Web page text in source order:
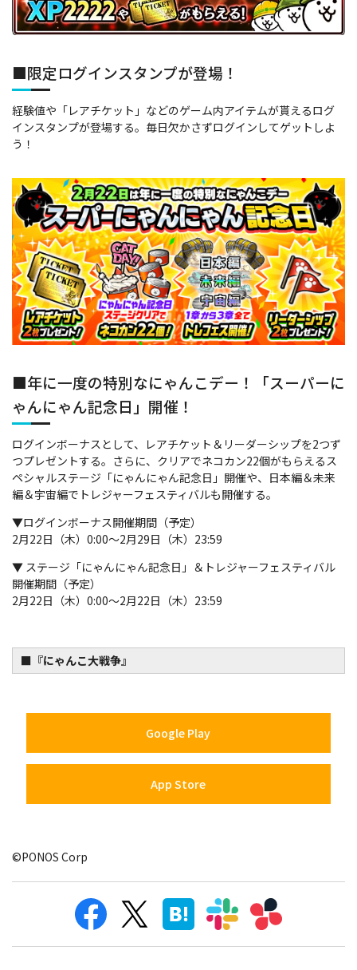
■限定ログインスタンプが登場！
経験値や「レアチケット」などのゲーム内アイテムが貰えるログ
インスタンプが登場する。毎日欠かさずログインしてゲットしよ
う！
■年に一度の特別なにゃんこデー！「スーパーに
ゃんにゃん記念日」開催！
ログインボーナスとして、レアチケット＆リーダーシップを2つず
つプレゼントする。さらに、クリアでネコカン22個がもらえるス
ペシャルステージ「にゃんにゃん記念日」開催や、日本編＆未来
編＆宇宙編でトレジャーフェスティバルも開催する。
▼ログインボーナス開催期間（予定）
2月22日（木）0:00～2月29日（木）23:59
▼ ステージ「にゃんにゃん記念日」＆トレジャーフェスティバル
開催期間（予定）
2月22日（木）0:00～2月22日（木）23:59
■『にゃんこ大戦争』
Google Play
App Store
©PONOS Corp